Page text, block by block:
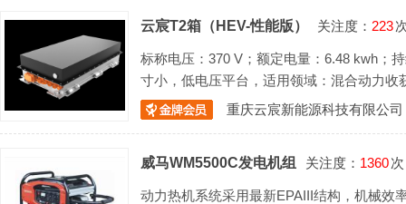
云宸T2箱（HEV-性能版） 关注度： 223
标称电压：370 V；额定电量：6.48 kwh；
寸小，低电压平台，适用领域：混合动力收
重庆云宸新能源科技有限公司
威马WM5500C发电机组 关注度： 1360次
动力热机系统采用最新EPAIII结构，机械效